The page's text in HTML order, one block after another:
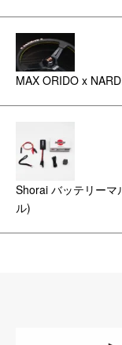
MAX ORIDO x
Shorai バッテリーマ
ル)